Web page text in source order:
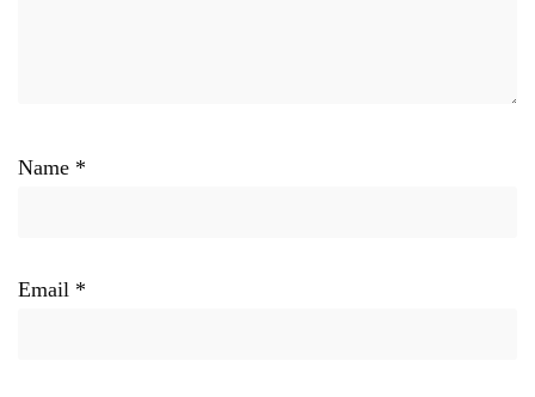
Name *
Email *